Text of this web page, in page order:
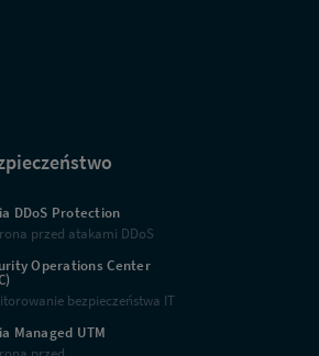
DDoS Protection
przed atakami DDoS
Operations Center
bezpieczeństwa IT
Managed UTM